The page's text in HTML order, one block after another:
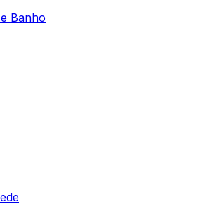
Banho